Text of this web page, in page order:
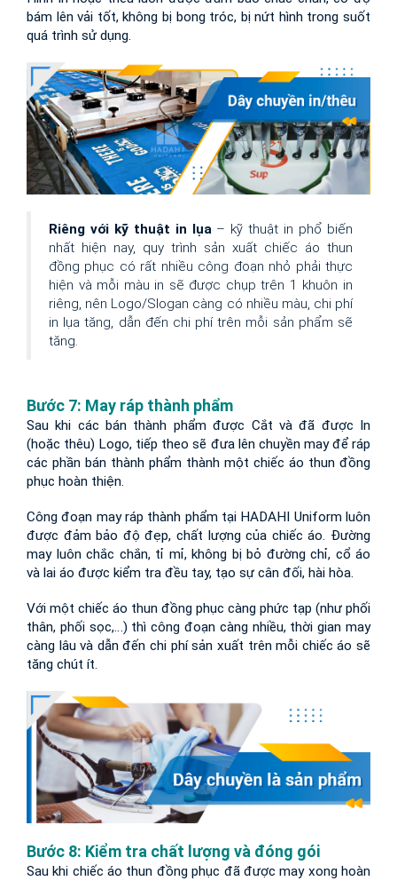
bám lên vải tốt, không bị bong tróc, bị nứt hình trong suốt
quá trình sử dụng.
Riêng với kỹ thuật in lụa – kỹ thuật in phổ biến
nhất hiện nay, quy trình sản xuất chiếc áo thun
đồng phục có rất nhiều công đoạn nhỏ phải thực
hiện và mỗi màu in sẽ được chụp trên 1 khuôn in
riêng, nên Logo/Slogan càng có nhiều màu, chi phí
in lụa tăng, dẫn đến chi phí trên mỗi sản phẩm sẽ
tăng.
Bước 7: May ráp thành phẩm
Sau khi các bán thành phẩm được Cắt và đã được In
(hoặc thêu) Logo, tiếp theo sẽ đưa lên chuyền may để ráp
các phần bán thành phẩm thành một chiếc áo thun đồng
phục hoàn thiện.
Công đoạn may ráp thành phẩm tại HADAHI Uniform luôn
được đảm bảo độ đẹp, chất lượng của chiếc áo. Đường
may luôn chắc chắn, tỉ mỉ, không bị bỏ đường chỉ, cổ áo
và lai áo được kiểm tra đều tay, tạo sự cân đối, hài hòa.
Với một chiếc áo thun đồng phục càng phức tạp (như phối
thân, phối sọc,…) thì công đoạn càng nhiều, thời gian may
càng lâu và dẫn đến chi phí sản xuất trên mỗi chiếc áo sẽ
tăng chút ít.
Bước 8: Kiểm tra chất lượng và đóng gói
Sau khi chiếc áo thun đồng phục đã được may xong hoàn